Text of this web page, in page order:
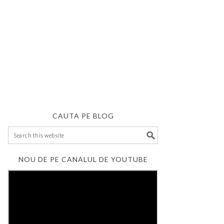
CAUTA PE BLOG
NOU DE PE CANALUL DE YOUTUBE